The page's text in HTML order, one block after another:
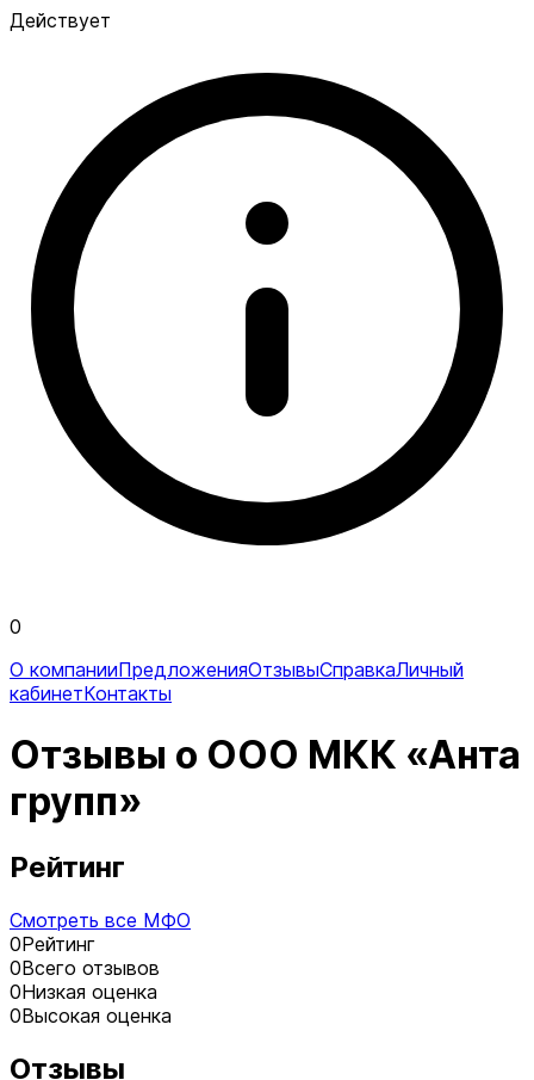
Действует
0
О компанииПредложенияОтзывыСправкаЛичный
кабинетКонтакты
Отзывы о ООО МКК «Анта
групп»
Рейтинг
Смотреть все МФО
0Рейтинг
0Всего отзывов
0Низкая оценка
0Высокая оценка
Отзывы